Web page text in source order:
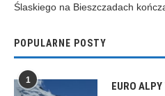
Ślaskiego na Bieszczadach
POPULARNE POSTY
1 EURO ALPY